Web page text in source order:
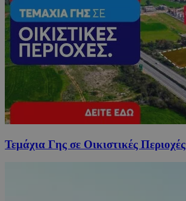
Τεμάχια Γης σε Οικιστικές Περιοχές